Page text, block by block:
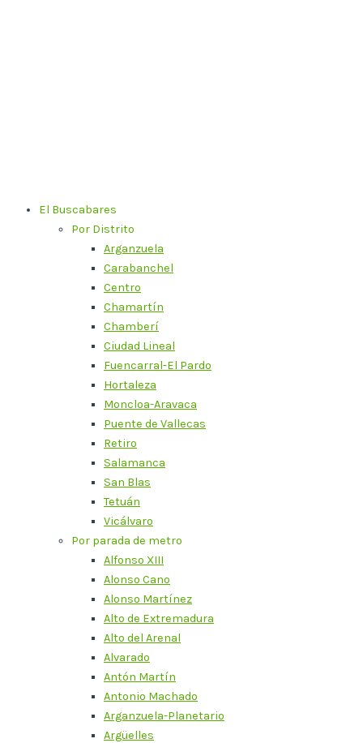
El Buscabares
Por Distrito
Arganzuela
Carabanchel
Centro
Chamartín
Chamberí
Ciudad Lineal
Fuencarral-El Pardo
Hortaleza
Moncloa-Aravaca
Puente de Vallecas
Retiro
Salamanca
San Blas
Tetuán
Vicálvaro
Por parada de metro
Alfonso XIII
Alonso Cano
Alonso Martínez
Alto de Extremadura
Alto del Arenal
Alvarado
Antón Martín
Antonio Machado
Arganzuela-Planetario
Argüelles